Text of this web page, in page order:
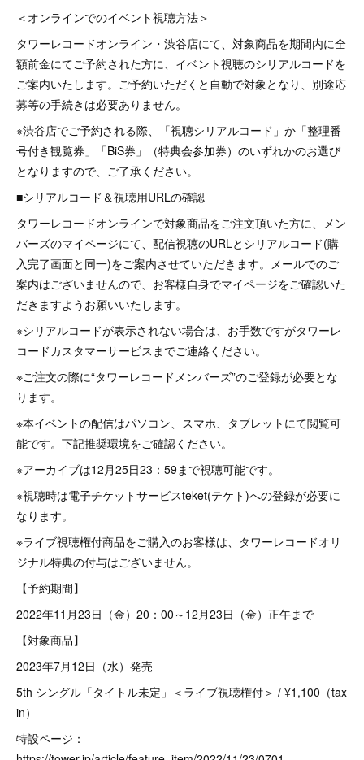
＜オンラインでのイベント視聴方法＞
タワーレコードオンライン・渋谷店にて、対象商品を期間内に全
額前金にてご予約された方に、イベント視聴のシリアルコードを
ご案内いたします。ご予約いただくと自動で対象となり、別途応
募等の手続きは必要ありません。
※渋谷店でご予約される際、「視聴シリアルコード」か「整理番
号付き観覧券」「BiS券」（特典会参加券）のいずれかのお選び
となりますので、ご了承ください。
■シリアルコード＆視聴用URLの確認
タワーレコードオンラインで対象商品をご注文頂いた方に、メン
バーズのマイページにて、配信視聴のURLとシリアルコード(購
入完了画面と同一)をご案内させていただきます。メールでのご
案内はございませんので、お客様自身でマイページをご確認いた
だきますようお願いいたします。
※シリアルコードが表示されない場合は、お手数ですがタワーレ
コードカスタマーサービスまでご連絡ください。
※ご注文の際に“タワーレコードメンバーズ”のご登録が必要とな
ります。
※本イベントの配信はパソコン、スマホ、タブレットにて閲覧可
能です。下記推奨環境をご確認ください。
※アーカイブは12月25日23：59まで視聴可能です。
※視聴時は電子チケットサービスteket(テケト)への登録が必要に
なります。
※ライブ視聴権付商品をご購入のお客様は、タワーレコードオリ
ジナル特典の付与はございません。
【予約期間】
2022年11月23日（金）20：00～12月23日（金）正午まで
【対象商品】
2023年7月12日（水）発売
5th シングル「タイトル未定」＜ライブ視聴権付＞ / ¥1,100（tax
in）
特設ページ：